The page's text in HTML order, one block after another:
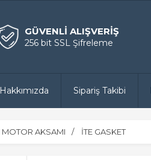
GÜVENLİ ALIŞVERİŞ
256 bit SSL Şifreleme
Hakkımızda Sipariş Takibi
MOTOR AKSAMI İTE GASKET